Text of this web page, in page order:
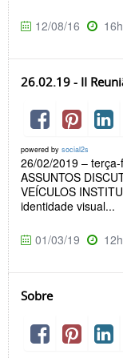
12/08/16
26.02.19 - II
powered by social2s
26/02/2019 –
ASSUNTOS
VEÍCULOS
identidade visual...
01/03/19
Sobre